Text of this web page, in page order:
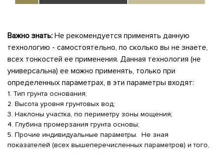
Важно знать: Не рекомендуется применять данную
технологию - самостоятельно, по сколько вы не знаете,
всех тонкостей ее применения. Данная технология (не
универсальна) ее можно применять, только при
определенных параметрах, в эти параметры входят:
1. Тип грунта основания;
2. Высота уровня грунтовых вод;
3. Наклоны участка, по периметру зоны мощения;
4. Глубина промерзания грунта основы;
5. Прочие индивидуальные параметры. Не зная
показателей (всех вышеперечисленных параметров) и того,